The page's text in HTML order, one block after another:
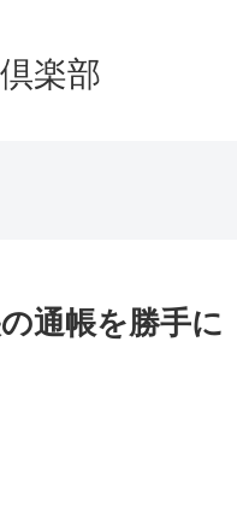
楽部
通帳を勝手に